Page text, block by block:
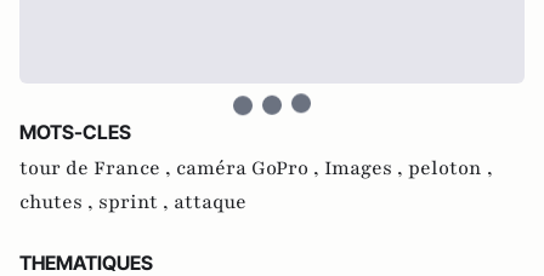
MOTS-CLES
tour de France , caméra GoPro , Images , peloton ,
chutes , sprint , attaque
THEMATIQUES